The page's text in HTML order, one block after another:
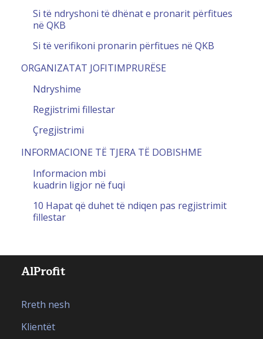
Si të ndryshoni të dhënat e pronarit përfitues
në QKB
Si të verifikoni pronarin përfitues në QKB
ORGANIZATAT JOFITIMPRURËSE
Ndryshime
Regjistrimi fillestar
Çregjistrimi
INFORMACIONE TË TJERA TË DOBISHME
Informacion mbi
kuadrin ligjor në fuqi
10 Hapat që duhet të ndiqen pas regjistrimit
fillestar
AlProfit
Rreth nesh
Klientët